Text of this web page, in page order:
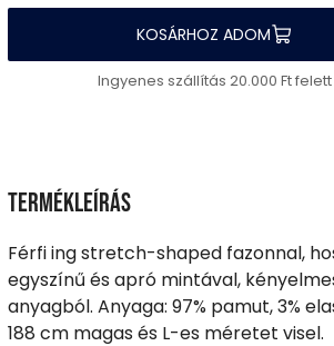
KOSÁRHOZ ADOM
Ingyenes szállítás 20.000 Ft felett
Termékleírás
Férfi ing stretch-shaped fazonnal,
egyszínű és apró mintával,
anyagból. Anyaga: 97% pamut, 3%
188 cm magas és L-es méretet visel.